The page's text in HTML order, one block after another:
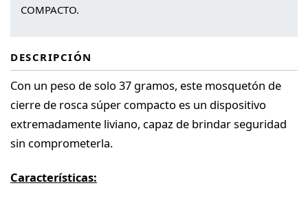
COMPACTO.
DESCRIPCIÓN
Con un peso de solo 37 gramos, este mosquetón de
cierre de rosca súper compacto es un dispositivo
extremadamente liviano, capaz de brindar seguridad
sin comprometerla.
Características: